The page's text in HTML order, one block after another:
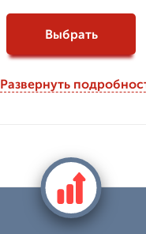
Выбрать
Развернуть